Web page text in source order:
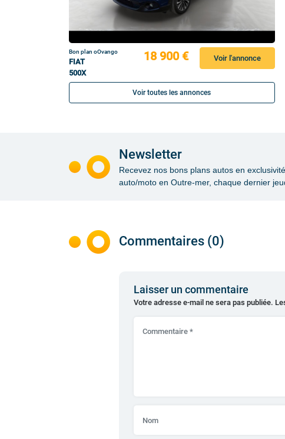
Bon plan oOvango
FIAT
500X
18 900 € Voir l'annonce
Voir toutes les annonces
Newsletter
Recevez nos bons plans autos en
auto/moto en Outre-mer, chaque dernier
Commentaires (0)
Laisser un commentaire
Votre adresse e-mail ne sera pas publiée.